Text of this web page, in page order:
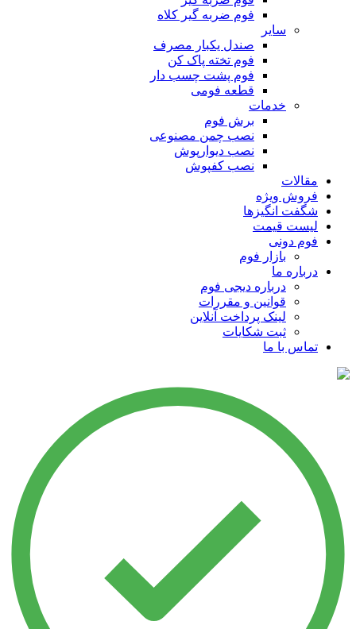
فوم ضربه گیر کلاه
سایر
صندل یکبار مصرف
فوم تخته پاک کن
فوم پشت چسب دار
قطعه فومی
خدمات
برش فوم
نصب چمن مصنوعی
نصب دیوارپوش
نصب کفپوش
مقالات
فروش ویژه
شگفت انگیزها
لیست قیمت
فوم دونی
بازار فوم
درباره ما
درباره دیجی فوم
قوانین و مقررات
لینک پرداخت آنلاین
ثبت شکایات
تماس با ما